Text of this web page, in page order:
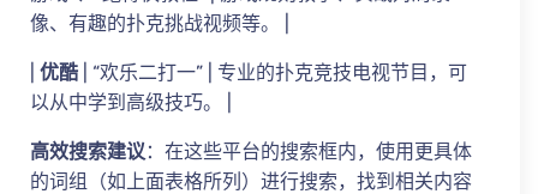
像、有趣的扑克挑战视频等。 |
优酷 | “欢乐二打一” | 专业的扑克竞技电视节目，可
以从中学到高级技巧。 |
高效搜索建议：在这些平台的搜索框内，使用更具体
的词组（如上面表格所列）进行搜索，找到相关内容